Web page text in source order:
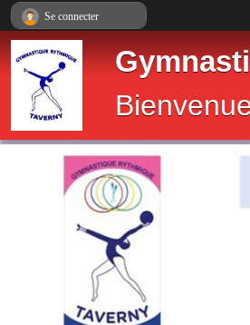
Se connecter
Panneau de gestion des cookies